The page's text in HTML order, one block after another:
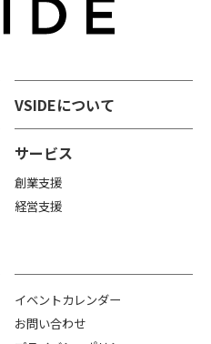
VSIDEについて
サービス
創業支援
経営支援
イベントカレンダー
お問い合わせ